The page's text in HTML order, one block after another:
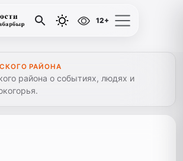
12+
РАЙОНА
района о событиях, людях и